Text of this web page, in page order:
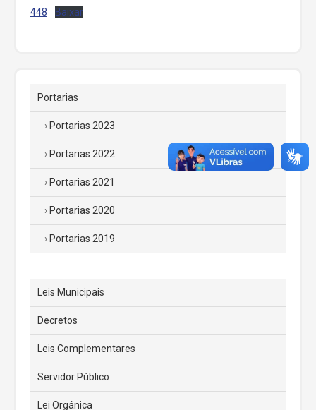
448 Baixar
Portarias
Portarias 2023
Portarias 2022
Portarias 2021
Portarias 2020
Portarias 2019
Leis Municipais
Decretos
Leis Complementares
Servidor Público
Lei Orgânica